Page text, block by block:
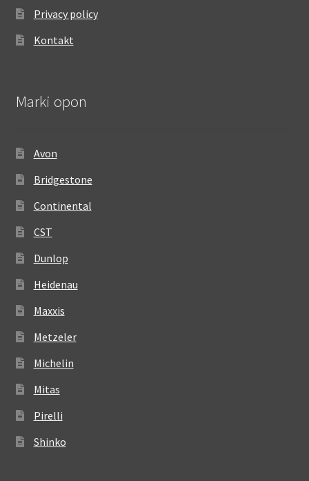
Privacy policy
Kontakt
Marki opon
Avon
Bridgestone
Continental
CST
Dunlop
Heidenau
Maxxis
Metzeler
Michelin
Mitas
Pirelli
Shinko